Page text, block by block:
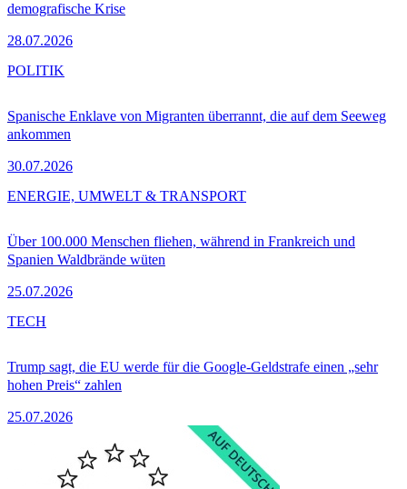
demografische Krise
28.07.2026
Spanische Enklave von Migranten überrannt, die auf dem Seeweg
ankommen
30.07.2026
POLITIK
Über 100.000 Menschen fliehen, während in Frankreich und
Spanien Waldbrände wüten
25.07.2026
ENERGIE, UMWELT & TRANSPORT
Trump sagt, die EU werde für die Google-Geldstrafe einen „sehr
hohen Preis“ zahlen
25.07.2026
TECH